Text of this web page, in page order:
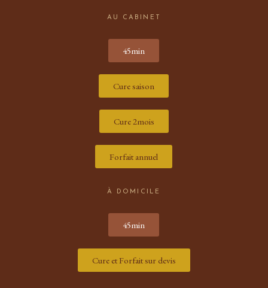
AU CABINET
45min
Cure saison
Cure 2mois
Forfait annuel
À DOMICILE
45min
Cure et Forfait sur devis